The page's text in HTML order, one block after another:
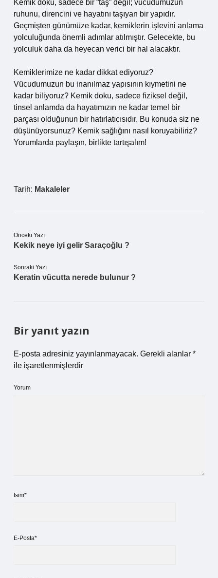
Kemik doku, sadece bir “taş” değil; vücudumuzun
ruhunu, direncini ve hayatını taşıyan bir yapıdır.
Geçmişten günümüze kadar, kemiklerin işlevini anlama
yolculuğunda önemli adımlar atılmıştır. Gelecekte, bu
yolculuk daha da heyecan verici bir hal alacaktır.
Kemiklerimize ne kadar dikkat ediyoruz?
Vücudumuzun bu inanılmaz yapısının kıymetini ne
kadar biliyoruz? Kemik doku, sadece fiziksel değil,
tinsel anlamda da hayatımızın ne kadar temel bir
parçası olduğunun bir hatırlatıcısıdır. Bu konuda siz ne
düşünüyorsunuz? Kemik sağlığını nasıl koruyabiliriz?
Yorumlarda paylaşın, birlikte tartışalım!
Tarih: Makaleler
Önceki Yazı
Kekik neye iyi gelir Saraçoğlu ?
Sonraki Yazı
Keratin vücutta nerede bulunur ?
Bir yanıt yazın
E-posta adresiniz yayınlanmayacak. Gerekli alanlar *
ile işaretlenmişlerdir
Yorum
İsim*
E-Posta*